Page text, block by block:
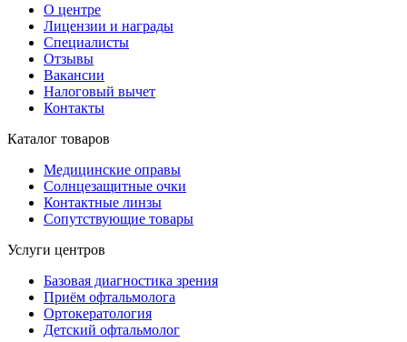
О центре
Лицензии и награды
Специалисты
Отзывы
Вакансии
Налоговый вычет
Контакты
Каталог товаров
Медицинские оправы
Солнцезащитные очки
Контактные линзы
Сопутствующие товары
Услуги центров
Базовая диагностика зрения
Приём офтальмолога
Ортокератология
Детский офтальмолог